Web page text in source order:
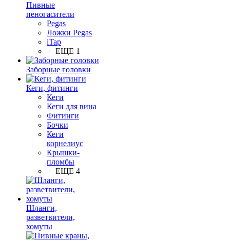
Пивные
пеногасители
Pegas
Ложки Pegas
iTap
+ ЕЩЕ 1
Заборные головки
Кеги, фитинги
Кеги
Кеги для вина
Фитинги
Бочки
Кеги
корнелиус
Крышки-
пломбы
+ ЕЩЕ 4
Шланги,
разветвители,
хомуты